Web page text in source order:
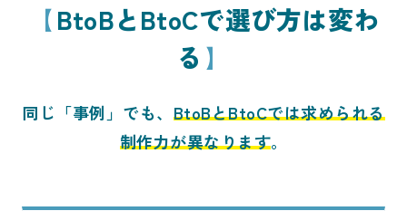
BtoBとBtoCで選び方は変わ
る
同じ「事例」でも、 BtoBとBtoCでは求められる
制作力が異なります。